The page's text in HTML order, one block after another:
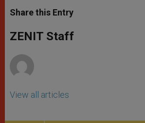
t
s
p
p
s
e
g
e
e
b
o
k
Share this Entry
ZENIT Staff
View all articles